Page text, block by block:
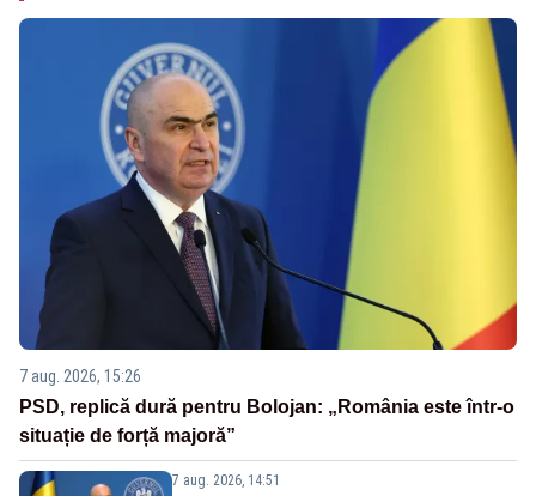
7 aug. 2026, 15:26
PSD, replică dură pentru Bolojan: „România este într-o
situație de forță majoră”
7 aug. 2026, 14:51